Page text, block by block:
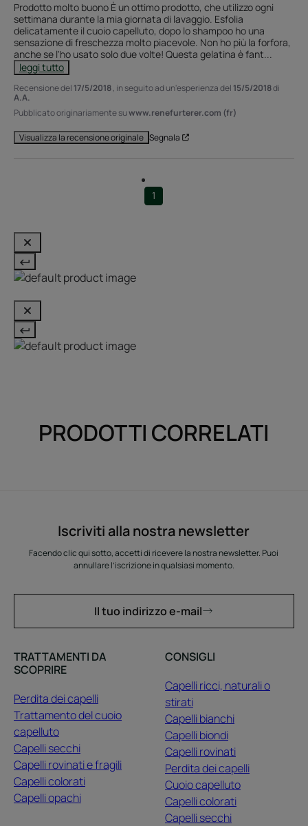
Prodotto molto buono È un ottimo prodotto, che utilizzo ogni
settimana durante la mia giornata di lavaggio. Esfolia
delicatamente il cuoio capelluto, dopo lo shampoo ho una
sensazione di freschezza molto piacevole. Non ho più la forfora,
anche se l'ho usato solo due volte! Questa gelatina è fant...
leggi tutto
Recensione del 17/5/2018, in seguito ad un'esperienza del 15/5/2018di
A.A.
Pubblicato originariamente suwww.renefurterer.com (fr)
Visualizza la recensione originale Segnala
1
PRODOTTI CORRELATI
Iscriviti alla nostra newsletter
Facendo clic qui sotto, accetti di ricevere la nostra newsletter. Puoi
annullare l’iscrizione in qualsiasi momento.
Il tuo indirizzo e-mail
TRATTAMENTI DA
SCOPRIRE
Perdita dei capelli
Trattamento del cuoio
capelluto
Capelli secchi
Capelli rovinati e fragili
Capelli colorati
Capelli opachi
CONSIGLI
Capelli ricci, naturali o
stirati
Capelli bianchi
Capelli biondi
Capelli rovinati
Perdita dei capelli
Cuoio capelluto
Capelli colorati
Capelli secchi